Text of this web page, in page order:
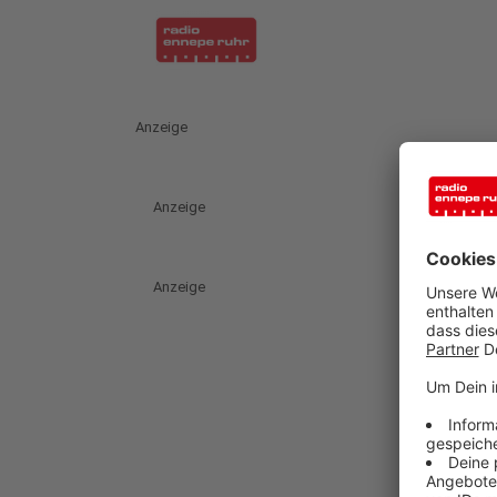
Anzeige
Anzeige
Anzeige